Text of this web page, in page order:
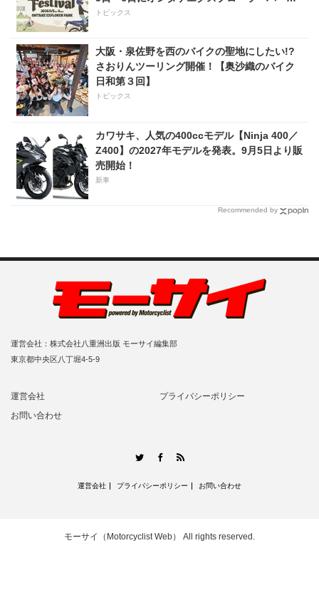
で実施！
トピックス
大阪・泉佐野を西のバイクの聖地にしたい!?
さおりんツーリング開催！【奥沙織のバイク
日和第３回】
トピックス
カワサキ、人気の400ccモデル【Ninja 400／
Z400】の2027年モデルを発表。9月5日より販
売開始！
新車
Recommended by
運営会社：株式会社八重洲出版 モーサイ編集部
東京都中央区八丁堀4-5-9
運営会社
プライバシーポリシー
お問い合わせ
TwitterFacebook
運営会社 プライバシーポリシー お問い合わせ
モーサイ（Motorcyclist Web） All rights reserved.